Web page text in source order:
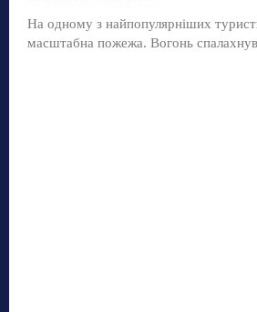
На одному з найпопулярніших
масштабна пожежа. Вогонь спалахнув